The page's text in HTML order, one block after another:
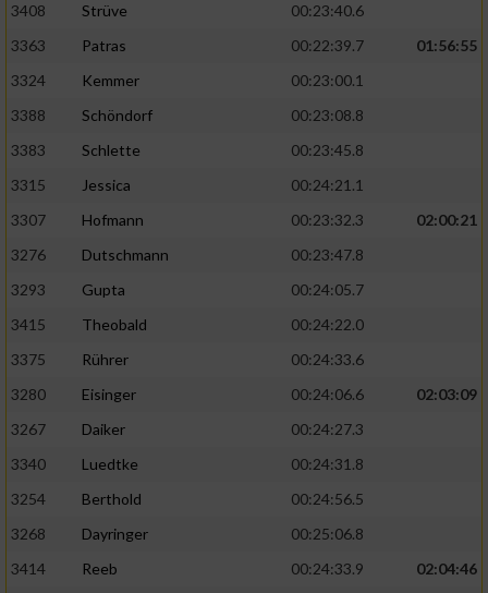
3408
Strüve
00:23:40.6
3363
Patras 00:22:39.7
01:56:55
3324
Kemmer
00:23:00.1
3388
Schöndorf
00:23:08.8
3383
Schlette
00:23:45.8
3315
Jessica
00:24:21.1
3307
Hofmann 00:23:32.3
02:00:21
3276
Dutschmann
00:23:47.8
3293
Gupta
00:24:05.7
3415
Theobald
00:24:22.0
3375
Rührer
00:24:33.6
3280
Eisinger 00:24:06.6
02:03:09
3267
Daiker
00:24:27.3
3340
Luedtke
00:24:31.8
3254
Berthold
00:24:56.5
3268
Dayringer
00:25:06.8
3414
Reeb 00:24:33.9
02:04:46